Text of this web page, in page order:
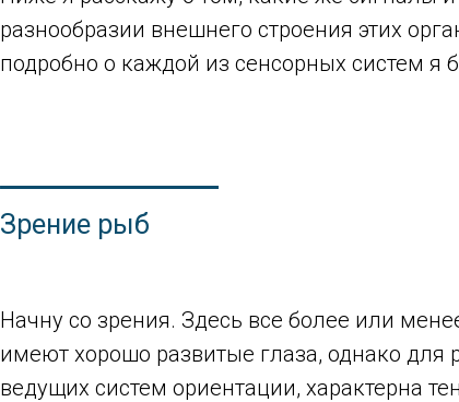
разнообразии внешнего строения этих
подробно о каждой из сенсорных систем я
Зрение рыб
Начну со зрения. Здесь все более или
имеют хорошо развитые глаза, однако для
ведущих систем ориентации, характерна